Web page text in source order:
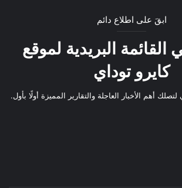
ابقَ على اطلاع دائم
البريدية لموقع
كايرو توداي
أهم الأخبار العاجلة والتقارير المميزة أولًا بأول.